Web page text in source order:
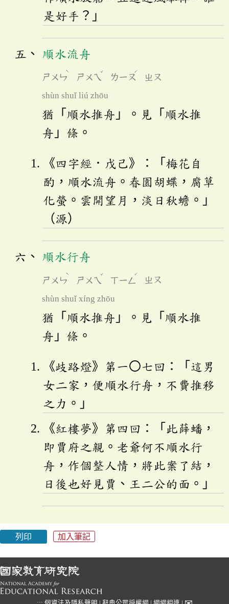
是好手？」
順水流舟
ㄕㄨㄣ
ˋ
ㄕㄨㄟ
ˇ
ㄌㄧㄡ
ˊ
ㄓㄡ
shùn shuǐ liú zhōu
猶「順水推舟」。見「順水推
舟」條。
《四字經．戊己》：「梅花自
酌，順水流舟。春園胡蝶，腐草
化螢。雲開望月，淡日秋蟾。」
（源）
順水行舟
ㄕㄨㄣ
ˋ
ㄕㄨㄟ
ˇ
ㄒㄧㄥ
ˊ
ㄓㄡ
shùn shuǐ xíng zhōu
猶「順水推舟」。見「順水推
舟」條。
《歧路燈》第一〇七回：「這男
女二家，便順水行舟，不費推移
之力。」
《紅樓夢》第四回：「此薛蟠，
即賈府之親。老爺何不順水行
舟，作個整人情，將此案了結，
日後也好見賈、王二公的面。」
列印 加入筆記